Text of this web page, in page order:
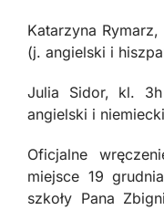
Katarzyna
(j. angielski i
Julia Sidor, kl.
angielski i
Oficjalne
miejsce 19
szkoły Pana